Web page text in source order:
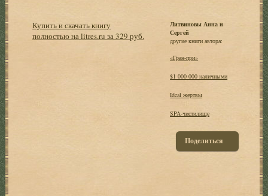
Купить и скачать книгу
полностью на litres.ru за 329 руб.
Литвиновы Анна и
Сергей
другие книги автора:
«Гран-при»
$1 000 000 наличными
Ideal жертвы
SPA-чистилище
Поделиться